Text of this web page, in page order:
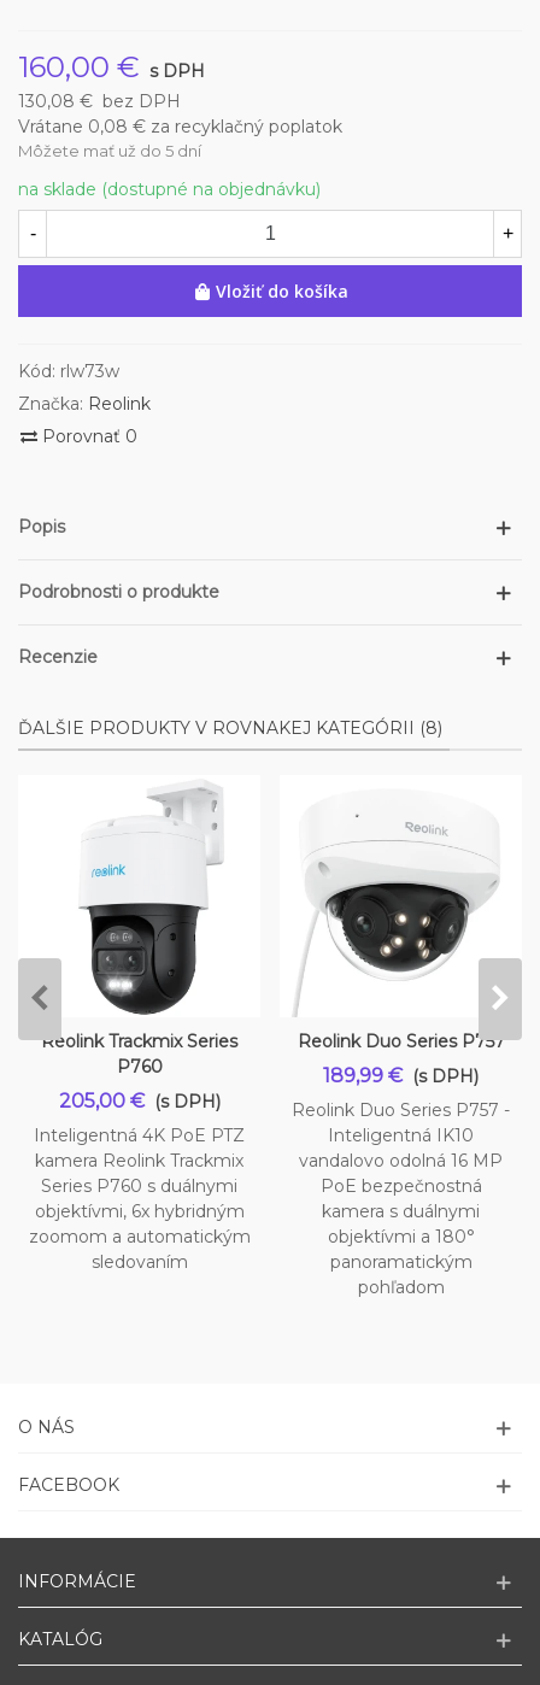
160,00 € s DPH
130,08 € bez DPH
Vrátane 0,08 € za recyklačný poplatok
Môžete mať už do 5 dní
na sklade (dostupné na objednávku)
- +
Vložiť do košíka
Kód: rlw73w
Značka: Reolink
Porovnať 0
Popis
Podrobnosti o produkte
Recenzie
ĎALŠIE PRODUKTY V ROVNAKEJ KATEGÓRII (8)
Reolink Trackmix Series
P760
205,00 € (s DPH)
Inteligentná 4K PoE PTZ
kamera Reolink Trackmix
Series P760 s duálnymi
objektívmi, 6x hybridným
zoomom a automatickým
sledovaním
Reolink Duo Series P757
189,99 € (s DPH)
Reolink Duo Series P757 -
Inteligentná IK10
vandalovo odolná 16 MP
PoE bezpečnostná
kamera s duálnymi
objektívmi a 180°
panoramatickým
pohľadom
O NÁS
FACEBOOK
INFORMÁCIE
KATALÓG